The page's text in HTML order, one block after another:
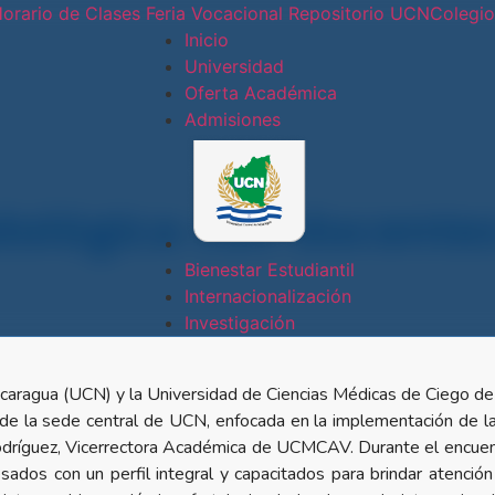
de Clases Feria Vocacional Repositorio UCN
Inicio
Universidad
Sede Doral
Extensión
Docente
Estelí
Oferta Académica
Admisiones
Bienestar Estudiantil
Internacionalización
Investigación
con
(UCN) y la Universidad de Ciencias Médicas de Ciego
la sede central de UCN, enfocada en la implementación de
Vicerrectora Académica de UCMCAV. Durante el
con un perfil integral y capacitados para brindar